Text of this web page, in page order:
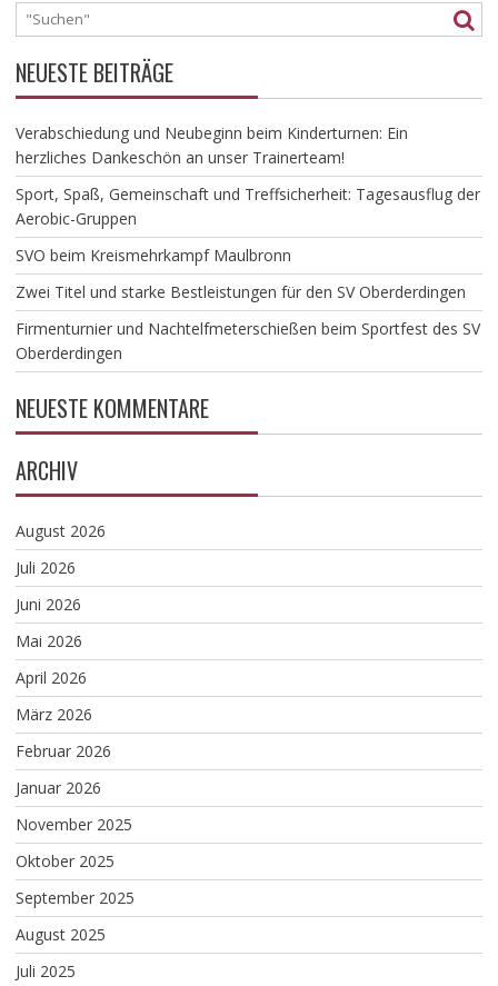
NEUESTE BEITRÄGE
Verabschiedung und Neubeginn beim Kinderturnen: Ein
herzliches Dankeschön an unser Trainerteam!
​Sport, Spaß, Gemeinschaft und Treffsicherheit: Tagesausflug der
Aerobic-Gruppen
SVO beim Kreismehrkampf Maulbronn
Zwei Titel und starke Bestleistungen für den SV Oberderdingen
Firmenturnier und Nachtelfmeterschießen beim Sportfest des SV
Oberderdingen
NEUESTE KOMMENTARE
ARCHIV
August 2026
Juli 2026
Juni 2026
Mai 2026
April 2026
März 2026
Februar 2026
Januar 2026
November 2025
Oktober 2025
September 2025
August 2025
Juli 2025